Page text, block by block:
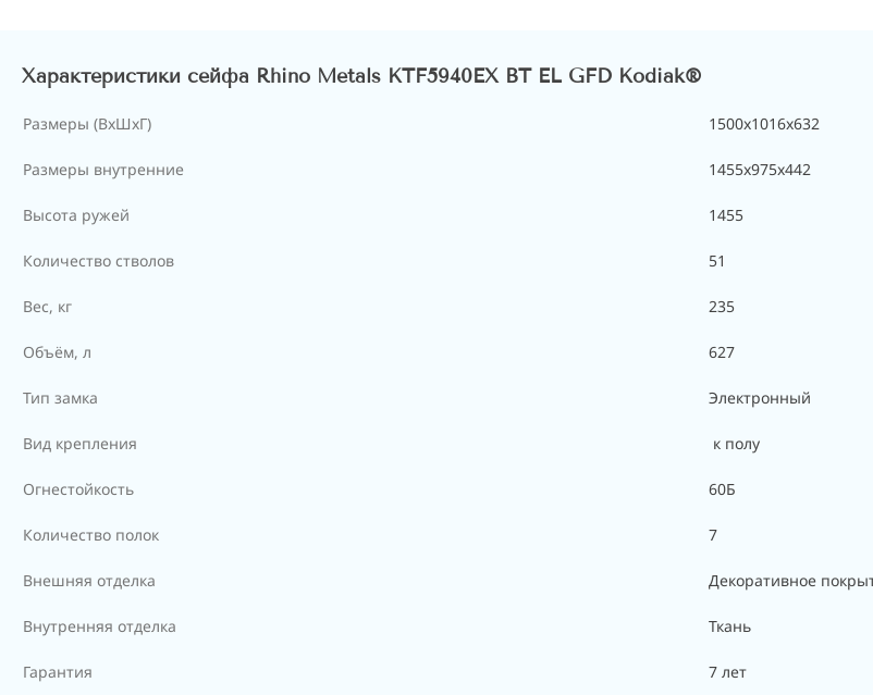
Характеристики сейфа Rhino Metals KTF5940EX BT EL GFD Kodiak®
Размеры (ВxШxГ) 1500х1016х632
Размеры внутренние 1455x975x442
Высота ружей 1455
Количество стволов 51
Вес, кг 235
Объём, л 627
Тип замка Электронный
Вид крепления к полу
Огнестойкость 60Б
Количество полок 7
Внешняя отделка Декоративное
Внутренняя отделка Ткань
Гарантия 7 лет